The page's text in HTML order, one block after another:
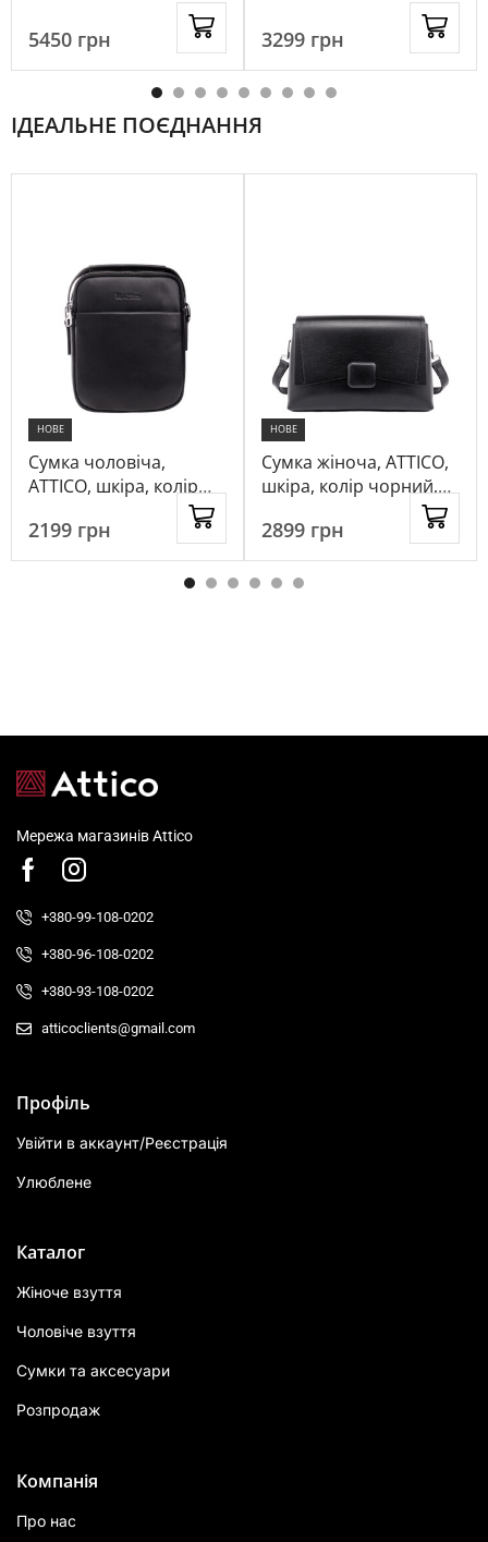
1089126
5450 грн 3299 грн
ІДЕАЛЬНЕ ПОЄДНАННЯ
НОВЕ
Сумка чоловіча,
ATTICO, шкіра, колір
2199 грн
НОВЕ
Сумка жіноча, ATTICO,
шкіра, колір чорний,
2899 грн
Мережа магазинів Attico
+380-99-108-0202
+380-96-108-0202
+380-93-108-0202
atticoclients@gmail.com
Профіль
Увійти в аккаунт/Реєстрація
Улюблене
Каталог
Жіноче взуття
Чоловіче взуття
Сумки та аксесуари
Розпродаж
Компанія
Про нас